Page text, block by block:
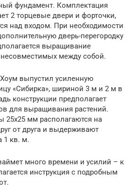
фундамент. Комплектация
2 торцевые двери и форточки,
над входом. При необходимости
дверь-перегородку
выращивание
несовместимых между собой.
выпустил усиленную
«Сибирка», шириной 3 м и 2 м в
конструкции предполагает
для выращивания растений.
25х25 мм располагаются на
от друга и выдерживают
1 кв. м.
много времени и усилий – к
инструкция с подробным